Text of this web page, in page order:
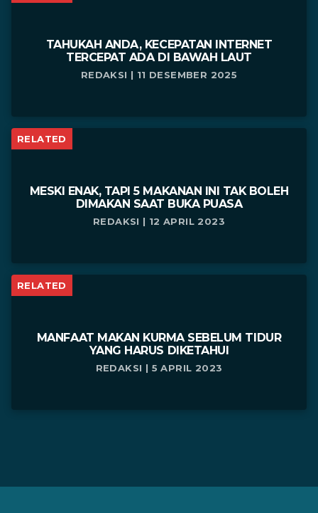
TAHUKAH ANDA, KECEPATAN INTERNET
TERCEPAT ADA DI BAWAH LAUT
REDAKSI | 11 DESEMBER 2025
RELATED
MESKI ENAK, TAPI 5 MAKANAN INI TAK BOLEH
DIMAKAN SAAT BUKA PUASA
REDAKSI | 12 APRIL 2023
RELATED
MANFAAT MAKAN KURMA SEBELUM TIDUR
YANG HARUS DIKETAHUI
REDAKSI | 5 APRIL 2023